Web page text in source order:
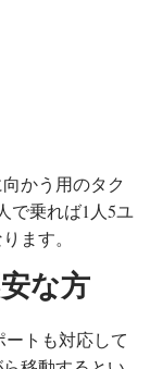
かう用のタク
で乗れば1人5ユ
ます。
な方
トも対応して